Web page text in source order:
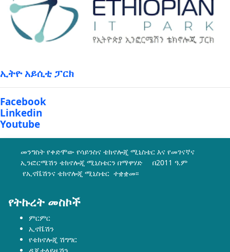
ኢትዮ አይሲቲ ፓርክ
Facebook
Linkedin
Youtube
መንግስት የቀድሞው የሳይንስና ቴክኖሎጂ ሚኒስቴር እና የመገናኛና
ኢንፎርሜሽን ቴክኖሎጂ ሚኒስቴርን በማዋሃድ በ2011 ዓ.ም
የኢኖቬሽንና ቴክኖሎጂ ሚኒስቴር ተቋቋመ፡፡
የትኩረት መስኮች
ምርምር
ኢኖቬሽን
የቴክኖሎጂ ሽግግር